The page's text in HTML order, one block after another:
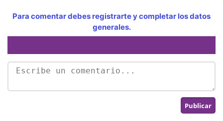
Para comentar debes registrarte y completar los datos
generales.